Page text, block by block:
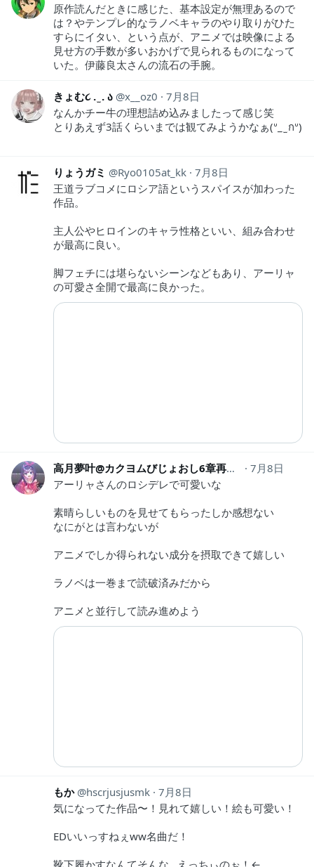
原作読んだときに感じた、基本設定が無理あるので
は？やテンプレ的なラノベキャラのやり取りがひた
すらにイタい、という点が、アニメでは映像による
見せ方の手数が多いおかげで見られるものになって
いた。伊藤良太さんの流石の手腕。
きょむ૮ . ̫ . ა x__oz0
7月8日
なんかチー牛の理想詰め込みましたって感じ笑
とりあえず3話くらいまでは観てみようかなぁ(ᐡ_ ̫ กᐡ)︎
りょうガミ Ryo0105at_kk 7月8日
王道ラブコメにロシア語というスパイスが加わった
作品。
主人公やヒロインのキャラ性格といい、組み合わせ
が最高に良い。
脚フェチには堪らないシーンなどもあり、アーリャ
の可愛さ全開で最高に良かった。
高月夢叶@カクヨムびじょおし6章再開 takatuki4646
7月8日
アーリャさんのロシデレで可愛いな
素晴らしいものを見せてもらったしか感想ない
なにがとは言わないが
アニメでしか得られない成分を摂取できて嬉しい
ラノベは一巻まで読破済みだから
アニメと並行して読み進めよう
もか hscrjusjusmk 7月8日
気になってた作品〜！見れて嬉しい！絵も可愛い！
EDいいっすねぇww名曲だ！
靴下履かすなんてそんな…えっちぃのぉ！←